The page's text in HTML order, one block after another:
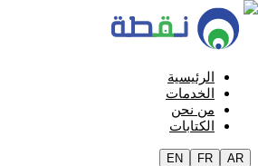
الرئيسية
الخدمات
من نحن
الكتابات
EN FR AR